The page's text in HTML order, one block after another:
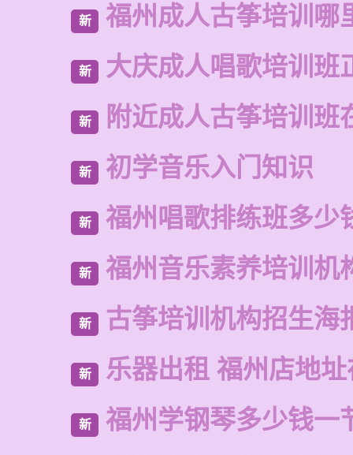
新 福州成人古筝培训哪
新 大庆成人唱歌培训班
新 附近成人古筝培训班
新 初学音乐入门知识
新 福州唱歌排练班多少
新 福州音乐素养培训机
新 古筝培训机构招生海
新 乐器出租 福州店地
新 福州学钢琴多少钱一